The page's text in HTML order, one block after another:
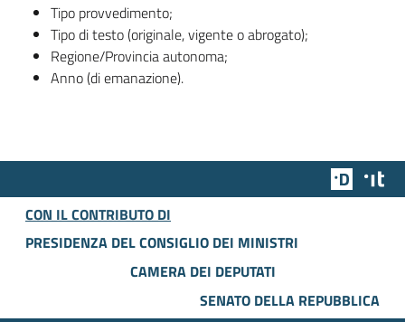
Tipo provvedimento;
Tipo di testo (originale, vigente o abrogato);
Regione/Provincia autonoma;
Anno (di emanazione).
Team
CON IL CONTRIBUTO DI
PRESIDENZA DEL CONSIGLIO DEI MINISTRI
CAMERA DEI DEPUTATI
SENATO DELLA REPUBBLICA